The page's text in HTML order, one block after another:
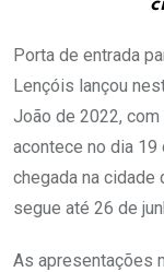
Porta de entrada
Lençóis lançou
João de 2022,
acontece no dia 19
chegada na cidade
segue até 26 de
As apresentações